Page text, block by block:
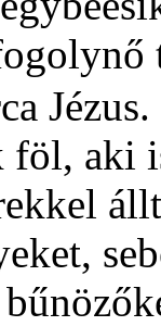
föl, aki